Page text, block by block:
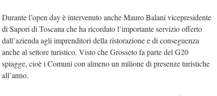
Durante l’open day è intervenuto anche Mauro Balani vicepresidente
di Sapori di Toscana che ha ricordato l’importante servizio offerto
dall’azienda agli imprenditori della ristorazione e di conseguenza
anche al settore turistico. Visto che Grosseto fa parte del G20
spiagge, cioè i Comuni con almeno un milione di presenze turistiche
all’anno.